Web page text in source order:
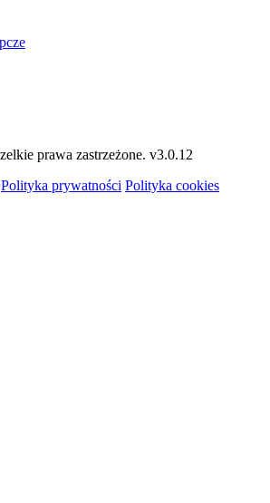
prawa zastrzeżone. v3.0.12
Polityka prywatności Polityka cookies